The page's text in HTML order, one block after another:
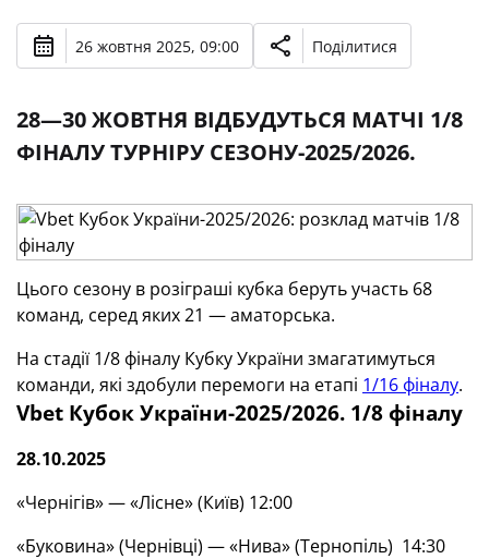
26 жовтня 2025, 09:00 Поділитися
28—30 ЖОВТНЯ ВІДБУДУТЬСЯ МАТЧІ 1/8
ФІНАЛУ ТУРНІРУ СЕЗОНУ-2025/2026.
Цього сезону в розіграші кубка беруть участь 68
команд, серед яких 21 — аматорська.
На стадії 1/8 фіналу Кубку України змагатимуться
команди, які здобули перемоги на етапі 1/16 фіналу.
Vbet Кубок України-2025/2026. 1/8 фіналу
28.10.2025
«Чернігів» — «Лісне» (Київ) 12:00
«Буковина» (Чернівці) — «Нива» (Тернопіль) 14:30